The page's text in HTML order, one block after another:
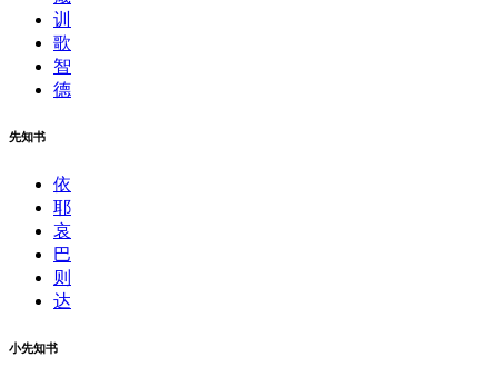
训
歌
智
德
先知书
依
耶
哀
巴
则
达
小先知书